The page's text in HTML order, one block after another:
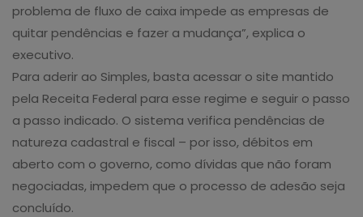
problema de fluxo de caixa impede as empresas de
quitar pendências e fazer a mudança”, explica o
executivo.
Para aderir ao Simples, basta acessar o site mantido
pela Receita Federal para esse regime e seguir o passo
a passo indicado. O sistema verifica pendências de
natureza cadastral e fiscal – por isso, débitos em
aberto com o governo, como dívidas que não foram
negociadas, impedem que o processo de adesão seja
concluído.